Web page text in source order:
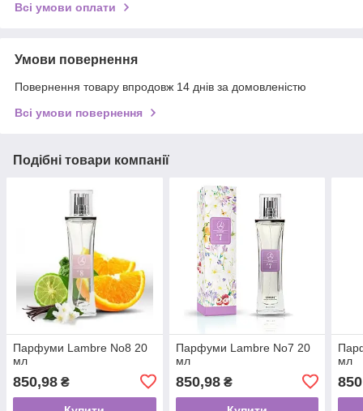
Всі умови оплати
Умови повернення
Повернення товару впродовж 14 днів за домовленістю
Всі умови повернення
Подібні товари компанії
Парфуми Lambre No8 20
мл
850,98 ₴
Парфуми Lambre No7 20
мл
850,98₴
мл